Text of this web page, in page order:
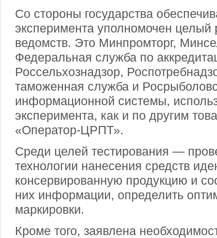
Со стороны государства
эксперимента уполномочен
ведомств. Это Минпромторг,
Федеральная служба по
Россельхознадзор,
таможенная служба и
информационной системы,
эксперимента, как и по другим
«Оператор-ЦРПТ».
Среди целей тестирования —
технологии нанесения средств
консервированную продукцию и
них информации, определить
маркировки.
Кроме того, заявлена